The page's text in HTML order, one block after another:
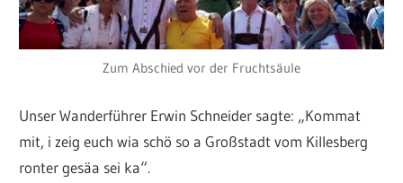
Zum Abschied vor der Fruchtsäule
Unser Wanderführer Erwin Schneider sagte: „Kommat
mit, i zeig euch wia schö so a Großstadt vom Killesberg
ronter gesäa sei ka“.